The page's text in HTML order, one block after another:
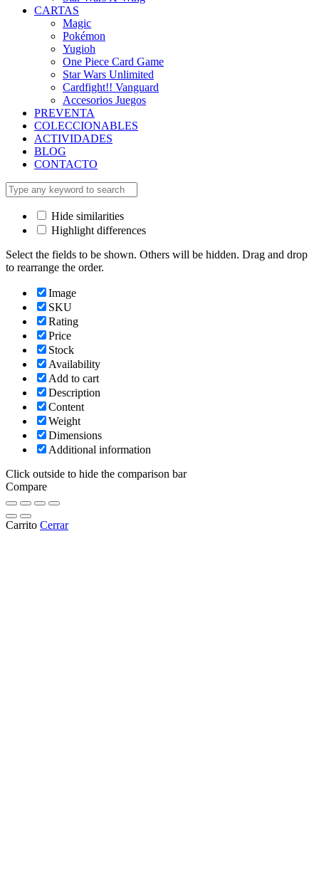
CARTAS
Magic
Pokémon
Yugioh
One Piece Card Game
Star Wars Unlimited
Cardfight!! Vanguard
Accesorios Juegos
PREVENTA
COLECCIONABLES
ACTIVIDADES
BLOG
CONTACTO
Hide similarities
Highlight differences
Select the fields to be shown. Others will be hidden. Drag and drop
to rearrange the order.
Image
SKU
Rating
Price
Stock
Availability
Add to cart
Description
Content
Weight
Dimensions
Additional information
Click outside to hide the comparison bar
Compare
Carrito Cerrar